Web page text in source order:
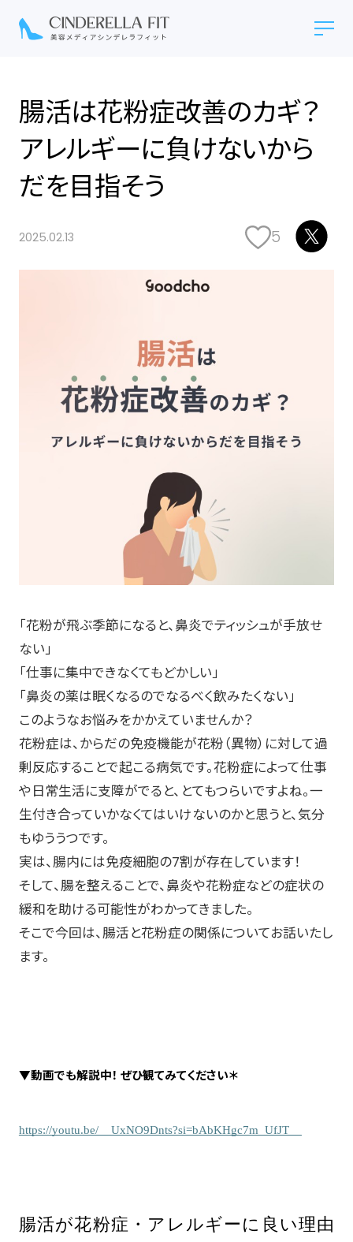
腸活は花粉症改善のカギ？
アレルギーに負けないから
だを目指そう
2025.02.13 5
「花粉が飛ぶ季節になると、鼻炎でティッシュが手放せ
ない」
「仕事に集中できなくてもどかしい」
「鼻炎の薬は眠くなるのでなるべく飲みたくない」
このようなお悩みをかかえていませんか？
花粉症は、からだの免疫機能が花粉（異物）に対して過
剰反応することで起こる病気です。花粉症によって仕事
や日常生活に支障がでると、とてもつらいですよね。一
生付き合っていかなくてはいけないのかと思うと、気分
もゆううつです。
実は、腸内には免疫細胞の7割が存在しています！
そして、腸を整えることで、鼻炎や花粉症などの症状の
緩和を助ける可能性がわかってきました。
そこで今回は、腸活と花粉症の関係についてお話いたし
ます。
▼動画でも解説中！ ぜひ観てみてください＊
https://youtu.be/__UxNO9Dnts?si=bAbKHgc7m_UfJT__
腸活が花粉症・アレルギーに良い理由